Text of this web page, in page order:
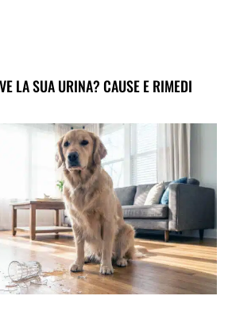
LA SUA URINA? CAUSE E RIMEDI